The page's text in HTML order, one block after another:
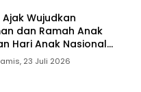
Wujudkan
dan Ramah Anak
Hari Anak Nasional
23 Juli 2026